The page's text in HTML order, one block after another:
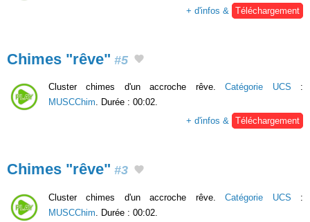
+ d'infos &
Téléchargement
Chimes "rêve" #5
Cluster chimes d'un accroche rêve.Catégorie UCS :
MUSCChim. Durée : 00:02.
+ d'infos & Téléchargement
Chimes "rêve" #3
Cluster chimes d'un accroche rêve.Catégorie UCS :
MUSCChim . Durée : 00:02.